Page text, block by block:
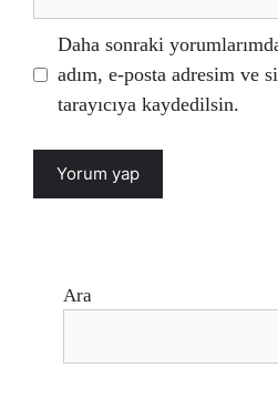
Daha sonraki
adım, e-posta adresim ve
tarayıcıya kaydedilsin.
Ara